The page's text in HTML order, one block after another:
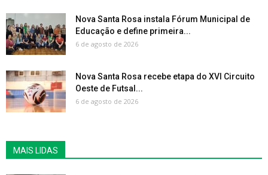
Nova Santa Rosa instala Fórum Municipal de
Educação e define primeira...
6 de agosto de 2026
Nova Santa Rosa recebe etapa do XVI Circuito
Oeste de Futsal...
6 de agosto de 2026
MAIS LIDAS